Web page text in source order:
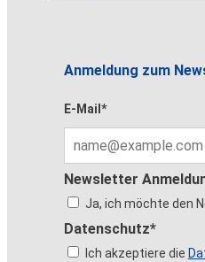
Anmeldung zum
E-Mail*
Newsletter
Ja, ich möchte den
Datenschutz*
Ich akzeptiere die